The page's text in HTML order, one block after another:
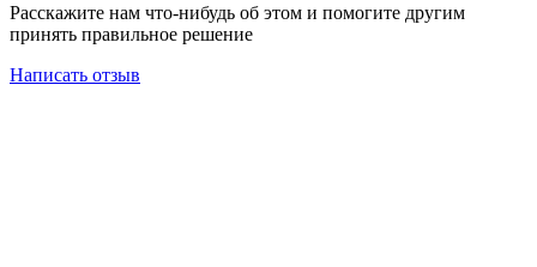
Расскажите нам что-нибудь об этом и помогите другим
принять правильное решение
Написать отзыв